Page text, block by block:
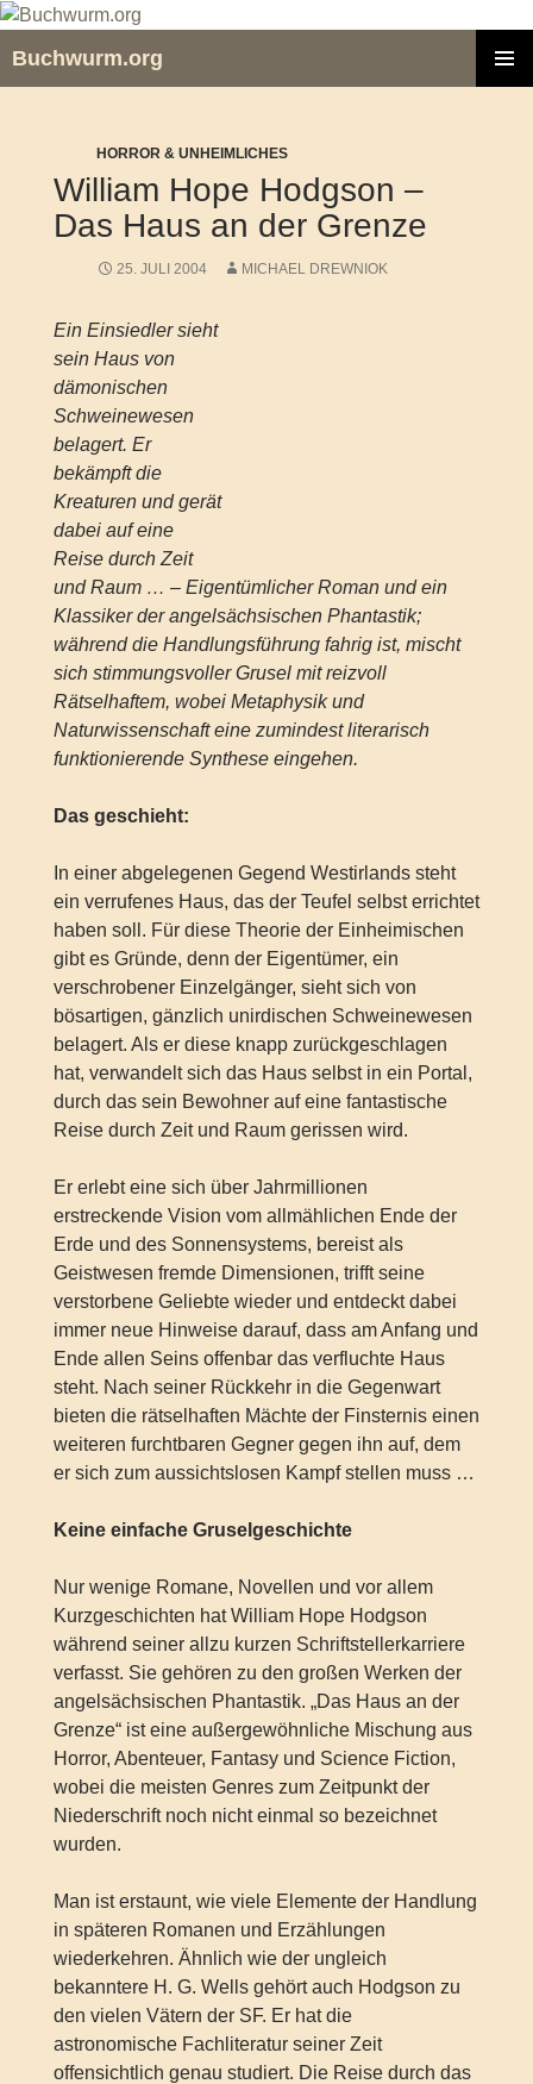
Zum
springen
Buchwurm.org
HORROR & UNHEIMLICHES
William Hope Hodgson –
Das Haus an der Grenze
25. JULI 2004 MICHAEL DREWNIOK
Ein Einsiedler sieht
sein Haus von
dämonischen
Schweinewesen
belagert. Er
bekämpft die
Kreaturen und gerät
dabei auf eine
Reise durch Zeit
und Raum … – Eigentümlicher Roman und ein
Klassiker der angelsächsischen Phantastik;
während die Handlungsführung fahrig ist, mischt
sich stimmungsvoller Grusel mit reizvoll
Rätselhaftem, wobei Metaphysik und
Naturwissenschaft eine zumindest literarisch
funktionierende Synthese eingehen.
Das geschieht:
In einer abgelegenen Gegend Westirlands steht
ein verrufenes Haus, das der Teufel selbst errichtet
haben soll. Für diese Theorie der Einheimischen
gibt es Gründe, denn der Eigentümer, ein
verschrobener Einzelgänger, sieht sich von
bösartigen, gänzlich unirdischen Schweinewesen
belagert. Als er diese knapp zurückgeschlagen
hat, verwandelt sich das Haus selbst in ein Portal,
durch das sein Bewohner auf eine fantastische
Reise durch Zeit und Raum gerissen wird.
Er erlebt eine sich über Jahrmillionen
erstreckende Vision vom allmählichen Ende der
Erde und des Sonnensystems, bereist als
Geistwesen fremde Dimensionen, trifft seine
verstorbene Geliebte wieder und entdeckt dabei
immer neue Hinweise darauf, dass am Anfang und
Ende allen Seins offenbar das verfluchte Haus
steht. Nach seiner Rückkehr in die Gegenwart
bieten die rätselhaften Mächte der Finsternis einen
weiteren furchtbaren Gegner gegen ihn auf, dem
er sich zum aussichtslosen Kampf stellen muss …
Keine einfache Gruselgeschichte
Nur wenige Romane, Novellen und vor allem
Kurzgeschichten hat William Hope Hodgson
während seiner allzu kurzen Schriftstellerkarriere
verfasst. Sie gehören zu den großen Werken der
angelsächsischen Phantastik. „Das Haus an der
Grenze“ ist eine außergewöhnliche Mischung aus
Horror, Abenteuer, Fantasy und Science Fiction,
wobei die meisten Genres zum Zeitpunkt der
Niederschrift noch nicht einmal so bezeichnet
wurden.
Man ist erstaunt, wie viele Elemente der Handlung
in späteren Romanen und Erzählungen
wiederkehren. Ähnlich wie der ungleich
bekanntere H. G. Wells gehört auch Hodgson zu
den vielen Vätern der SF. Er hat die
astronomische Fachliteratur seiner Zeit
offensichtlich genau studiert. Die Reise durch das